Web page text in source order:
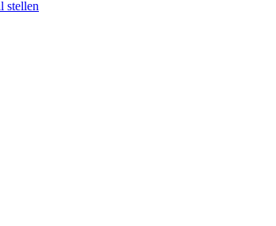
stellen